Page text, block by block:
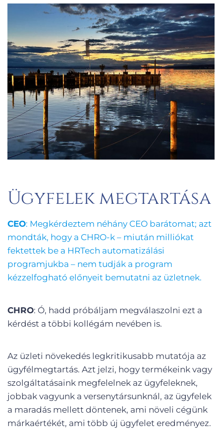
Ügyfelek megtartása
CEO: Megkérdeztem néhány CEO barátomat; azt
mondták, hogy a CHRO-k – miután milliókat
fektettek be a HRTech automatizálási
programjukba – nem tudják a program
kézzelfogható előnyeit bemutatni az üzletnek.
CHRO: Ó, hadd próbáljam megválaszolni ezt a
kérdést a többi kollégám nevében is.
Az üzleti növekedés legkritikusabb mutatója az
ügyfélmegtartás. Azt jelzi, hogy termékeink vagy
szolgáltatásaink megfelelnek az ügyfeleknek,
jobbak vagyunk a versenytársunknál, az ügyfelek
a maradás mellett döntenek, ami növeli cégünk
márkaértékét, ami több új ügyfelet eredményez.